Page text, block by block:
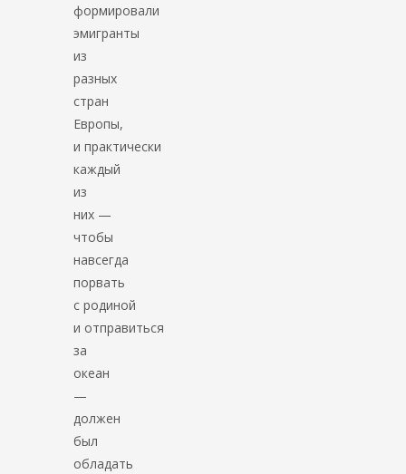
формировали
эмигранты
из
разных
стран
Европы,
и практически
каждый
из
них —
чтобы
навсегда
порвать
с родиной
и отправиться
за
океан
—
должен
был
обладать